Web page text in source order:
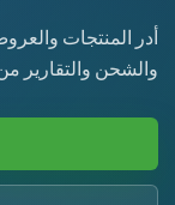
والشحن والتقارير